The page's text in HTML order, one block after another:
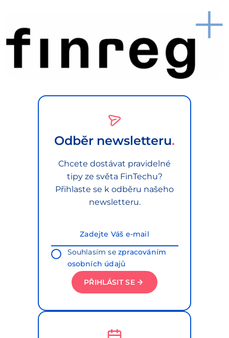
Odběr newsletteru
Chcete dostávat pravidelné
tipy ze světa FinTechu?
Přihlaste se k odběru našeho
newsletteru.
Souhlasím sezpracováním
osobních údajů
PŘIHLÁSIT SE